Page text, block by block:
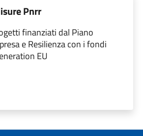
Pnrr
finanziati dal Piano
e Resilienza con i fondi
EU